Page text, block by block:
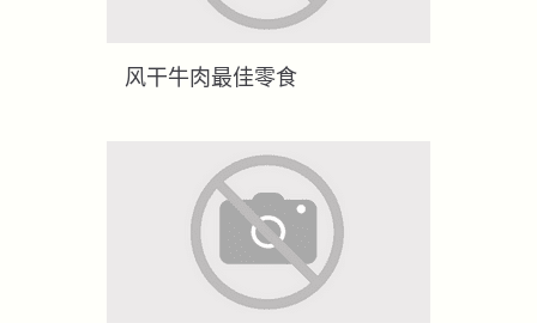
风干牛肉最佳零食